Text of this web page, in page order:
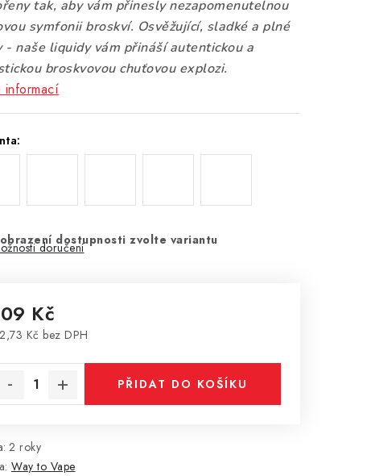
tak, aby vám přinesly nezapomenutelnou
symfonii broskví. Osvěžující, sladké a plné
- naše liquidy vám přináší autentickou a
broskvovou chuťovou explozi.
dostupnosti zvolte variantu
doručení
Kč
Kč bez DPH
PŘIDAT DO KOŠÍKU
: 2 roky
Way to Vape